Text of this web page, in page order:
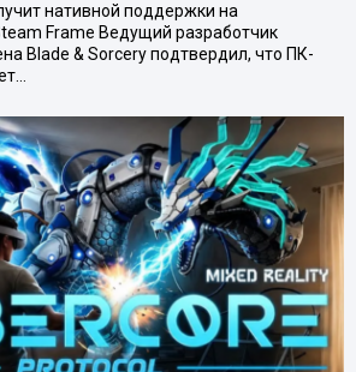
нативной поддержки на
Frame Ведущий разработчик
Blade & Sorcery подтвердил, что ПК-